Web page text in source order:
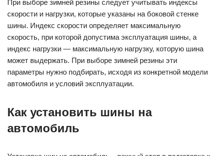
При выборе зимней резины следует учитывать индексы
скорости и нагрузки, которые указаны на боковой стенке
шины. Индекс скорости определяет максимальную
скорость, при которой допустима эксплуатация шины, а
индекс нагрузки — максимальную нагрузку, которую шина
может выдержать. При выборе зимней резины эти
параметры нужно подбирать, исходя из конкретной модели
автомобиля и условий эксплуатации.
Как установить шины на
автомобиль